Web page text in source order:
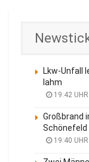
Lkw-Unfall
lahm
19:42
Großbrand
Schönefeld
19:40